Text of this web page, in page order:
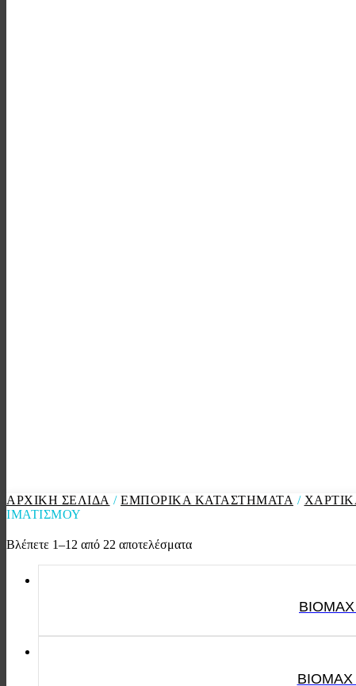
ΑΡΧΙΚΉ ΣΕΛΊΔΑ / ΕΜΠΟΡΙΚΑ ΚΑΤΑΣΤΗΜΑΤΑ /
ΙΜΑΤΙΣΜΟΥ
Βλέπετε 1–12 από 22 αποτελέσματα
BIOMAX
BIOMAX